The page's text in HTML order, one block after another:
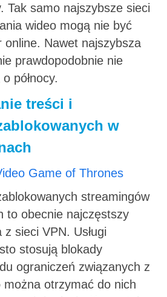
Tak samo najszybsze sieci
wideo mogą nie być
online. Nawet najszybsza
prawdopodobnie nie
północy.
treści i
w
streamingów
to obecnie najczęstszy
sieci VPN. Usługi
stosują blokady
ograniczeń związanych z
można otrzymać do nich